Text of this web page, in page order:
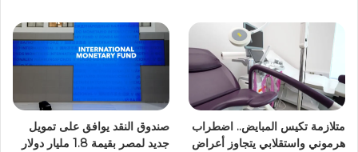
متلازمة تكيس المبايض.. اضطراب
هرموني واستقلابي يتجاوز أعراض
صندوق النقد يوافق على تمويل
جديد لمصر بقيمة 1.8 مليار دولار